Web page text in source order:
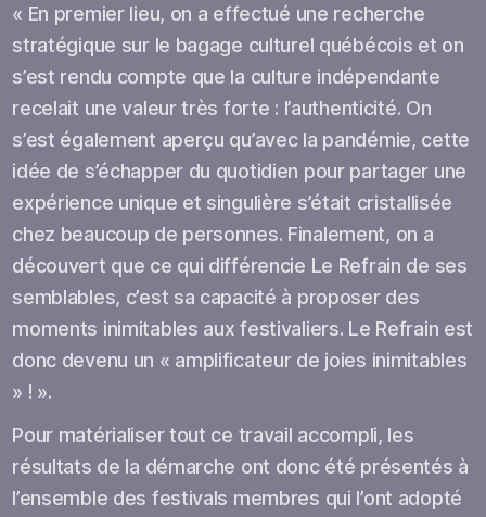
« En premier lieu, on a effectué une recherche
stratégique sur le bagage culturel québécois et on
s’est rendu compte que la culture indépendante
recelait une valeur très forte : l’authenticité. On
s’est également aperçu qu’avec la pandémie, cette
idée de s’échapper du quotidien pour partager une
expérience unique et singulière s’était cristallisée
chez beaucoup de personnes. Finalement, on a
découvert que ce qui différencie Le Refrain de ses
semblables, c’est sa capacité à proposer des
moments inimitables aux festivaliers. Le Refrain est
donc devenu un « amplificateur de joies inimitables
» ! ».
Pour matérialiser tout ce travail accompli, les
résultats de la démarche ont donc été présentés à
l’ensemble des festivals membres qui l’ont adopté